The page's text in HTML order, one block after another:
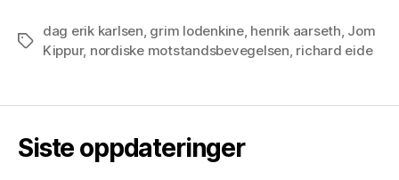
Tags
dag erik karlsen, grim lodenkine, henrik aarseth, Jom
Kippur, nordiske motstandsbevegelsen, richard eide
Siste oppdateringer